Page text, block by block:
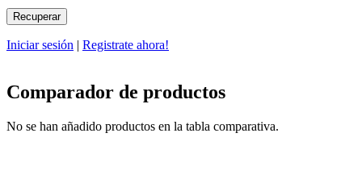
Iniciar sesión Registrate ahora!